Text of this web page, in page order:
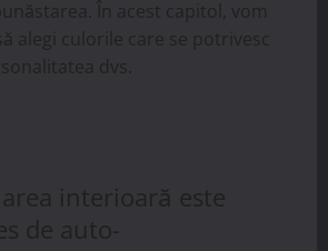
În acest capitol, vom
alegi culorile care se potrivesc
dvs.
interioară este
de auto-